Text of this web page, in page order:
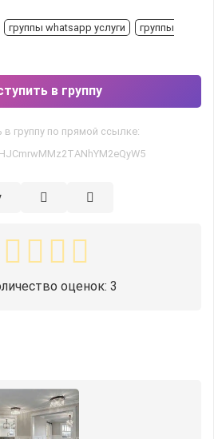
группы whatsapp услуги
группы
в группу
группу по прямой ссылке:
оценок: 3